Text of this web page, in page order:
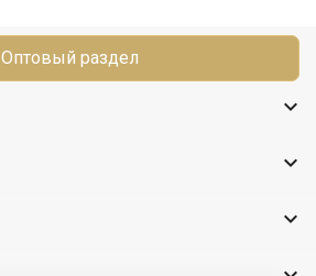
Оптовый раздел


